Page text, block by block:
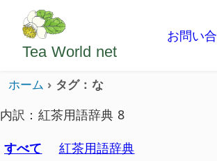
ようこそいらっしゃいました。ど
Tea World net
お問い
ホーム タグ：な
内訳：紅茶用語辞典 8
すべて
紅茶用語辞典